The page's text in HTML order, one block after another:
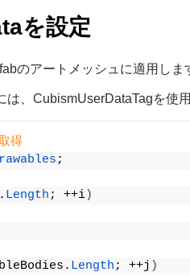
を設定
のアートメッシュに適用しま
、CubismUserDataTagを使用
得
;
Length ; ++i)
Length ; ++j )